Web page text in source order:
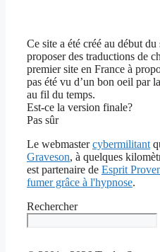
Ce site a été créé au début
proposer des traductions de
premier site en France à
pas été vu d’un bon oeil par la
au fil du temps.
Est-ce la version finale?
Pas sûr
Le webmastercybermilitant
Graveson, à quelques
est partenaire de Esprit
fumer grâce à l'hypnose.
Rechercher